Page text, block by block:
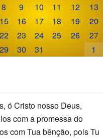
8 9 10 11 12
13
15 16 17 18 19
20
22 23 24 25 26
27
29 30 31 1
ó Cristo nosso Deus,
com a promessa do
com Tua bênção, pois Tu